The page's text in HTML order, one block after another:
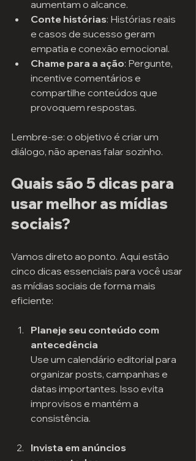
aumentam o alcance.
Conte histórias: Histórias reais
e casos de sucesso geram
empatia e conexão emocional.
Chame para a ação: Pergunte,
incentive comentários e
compartilhe conteúdos que
provoquem respostas.
Lembre-se: o objetivo é criar um
diálogo, não apenas falar sozinho.
Quais são 5 dicas para
usar melhor as mídias
sociais?
Vamos direto ao ponto. Aqui estão
cinco dicas essenciais para você usar
as mídias sociais de forma mais
eficiente:
Planeje seu conteúdo com
antecedência
Use um calendário editorial para
organizar posts, campanhas e
datas importantes. Isso evita
improvisos e mantém a
consistência.
Invista em anúncios